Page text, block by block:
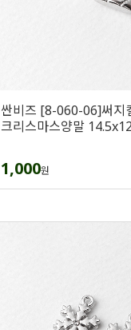
싼비즈 [8-060-06]써지
크리스마스양말
1,000원